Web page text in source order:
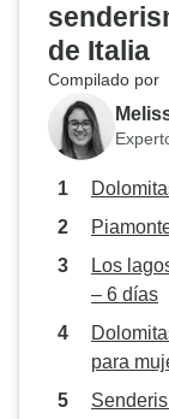
de Italia
Compilado por
Los
– 6 días
para